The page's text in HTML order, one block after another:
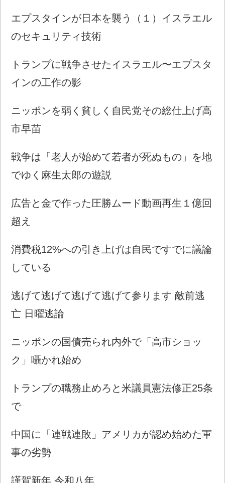
エプスタインが日本を襲う（１）イスラエル
のセキュリティ技術
トランプに戦争させたイスラエル〜エプスタ
インの工作の影
ニッポンを弱く貧しく自民党その総仕上げ高
市早苗
戦争は「老人が始めて若者が死ぬもの」を地
でゆく麻生太郎の遊説
広告と金で作った圧勝ムード動画再生１億回
超え
消費税12%への引き上げは自民ですでに議論
している
逃げて逃げて逃げて逃げて参ります 敵前逃
亡 日曜逃論
ニッポンの国債売られ内外で「高市ショッ
ク」囁かれ始め
トランプの職務止めろと米議員憲法修正25条
で
中国に「連戦連敗」アメリカが認め始めた軍
事の劣勢
謹賀新年 令和八年